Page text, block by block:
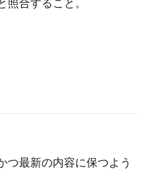
合すること。
つ最新の内容に保つよう